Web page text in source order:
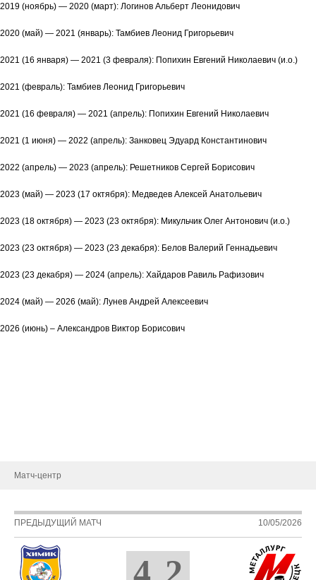
2019 (ноябрь) — 2020 (март): Логинов Альберт Леонидович
2020 (май) — 2021 (январь): Тамбиев Леонид Григорьевич
2021 (16 января) — 2021 (3 февраля): Попихин Евгений Николаевич (и.о.)
2021 (февраль): Тамбиев Леонид Григорьевич
2021 (16 февраля) — 2021 (апрель): Попихин Евгений Николаевич
2021 (1 июня) — 2022 (апрель): Занковец Эдуард Константинович
2022 (апрель) — 2023 (апрель): Решетников Сергей Борисович
2023 (май) — 2023 (17 октября): Медведев Алексей Анатольевич
2023 (18 октября) — 2023 (23 октября): Микульчик Олег Антонович (и.о.)
2023 (23 октября) — 2023 (23 декабря): Белов Валерий Геннадьевич
2023 (23 декабря) — 2024 (апрель): Хайдаров Равиль Рафизович
2024 (май) — 2026 (май): Лунев Андрей Алексеевич
2026 (июнь) – Александров Виктор Борисович
Матч-центр
ПРЕДЫДУЩИЙ МАТЧ 10/05/2026
4 2